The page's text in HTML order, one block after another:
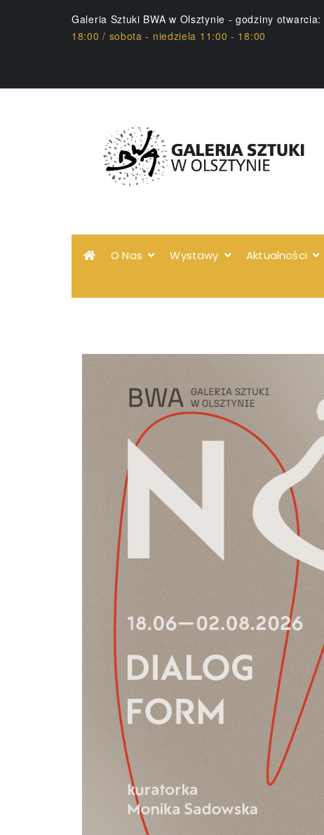
Galeria Sztuki BWA w Olsztynie - godziny otwarcia:
18:00 / sobota - niedziela 11:00 - 18:00
O Nas Wystawy Aktualności